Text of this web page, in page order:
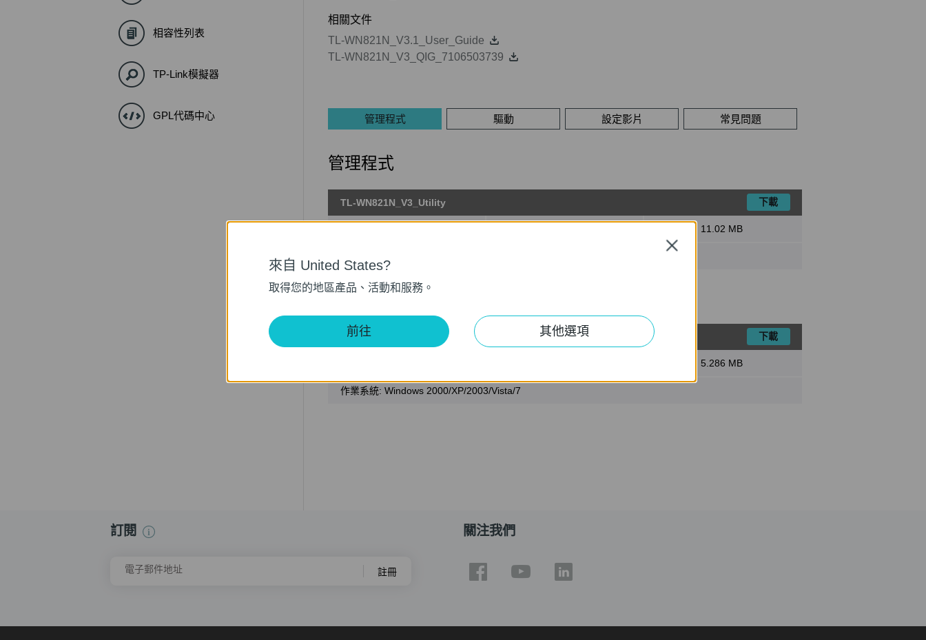
相容性列表
TP-Link模擬器
GPL代碼中心
相關文件
TL-WN821N_V3.1_User_Guide
TL-WN821N_V3_QIG_7106503739
管理程式 驅動 設定影片 常見問題
管理程式
TL-WN821N_V3_Utility 下載
11.02 MB
Notes:
TL-WN821N_V3_QSS Utility 下載
5.286 MB
作業系統: Windows 2000/XP/2003/Vista/7
訂閱
電子郵件地址 註冊
關注我們
來自 United States?
取得您的地區產品、活動和服務。
前往 其他選項
Close